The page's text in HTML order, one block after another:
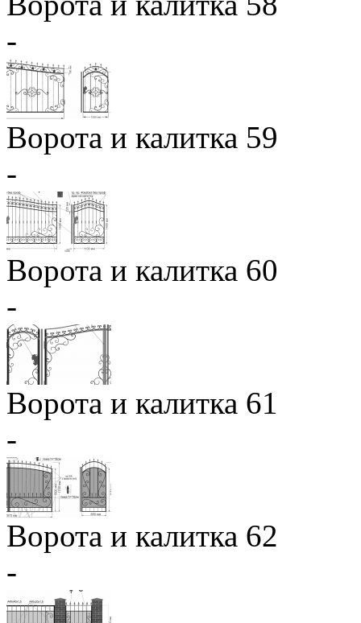
-
Ворота и калитка 59
-
Ворота и калитка 60
-
Ворота и калитка 61
-
Ворота и калитка 62
-